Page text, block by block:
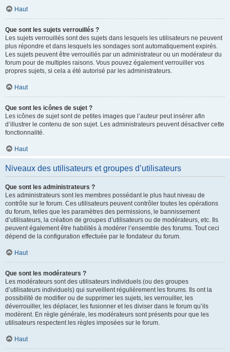
Haut
Que sont les sujets verrouillés ?
Les sujets verrouillés sont des sujets dans lesquels les utilisateurs ne peuvent
plus répondre et dans lesquels les sondages sont automatiquement expirés.
Les sujets peuvent être verrouillés par un administrateur ou un modérateur du
forum pour de multiples raisons. Vous pouvez également verrouiller vos
propres sujets, si cela a été autorisé par les administrateurs.
Haut
Que sont les icônes de sujet ?
Les icônes de sujet sont de petites images que l’auteur peut insérer afin
d’illustrer le contenu de son sujet. Les administrateurs peuvent désactiver cette
fonctionnalité.
Haut
Niveaux des utilisateurs et groupes d’utilisateurs
Que sont les administrateurs ?
Les administrateurs sont les membres possédant le plus haut niveau de
contrôle sur le forum. Ces utilisateurs peuvent contrôler toutes les opérations
du forum, telles que les paramètres des permissions, le bannissement
d’utilisateurs, la création de groupes d’utilisateurs ou de modérateurs, etc. Ils
peuvent également être habilités à modérer l’ensemble des forums. Tout ceci
dépend de la configuration effectuée par le fondateur du forum.
Haut
Que sont les modérateurs ?
Les modérateurs sont des utilisateurs individuels (ou des groupes
d’utilisateurs individuels) qui surveillent régulièrement les forums. Ils ont la
possibilité de modifier ou de supprimer les sujets, les verrouiller, les
déverrouiller, les déplacer, les fusionner et les diviser dans le forum qu’ils
modèrent. En règle générale, les modérateurs sont présents pour que les
utilisateurs respectent les règles imposées sur le forum.
Haut